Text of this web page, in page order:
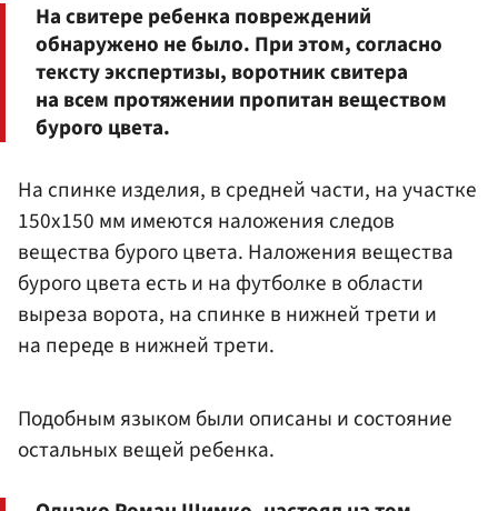
На свитере ребенка повреждений
обнаружено не было. При этом, согласно
тексту экспертизы, воротник свитера
на всем протяжении пропитан веществом
бурого цвета.
На спинке изделия, в средней части, на участке
150х150 мм имеются наложения следов
вещества бурого цвета. Наложения вещества
бурого цвета есть и на футболке в области
выреза ворота, на спинке в нижней трети и
на переде в нижней трети.
Подобным языком были описаны и состояние
остальных вещей ребенка.